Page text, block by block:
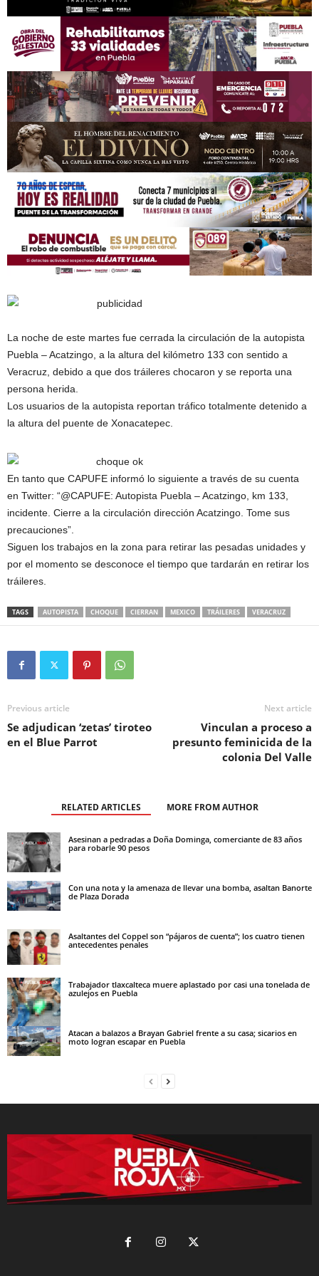
La noche de este martes fue cerrada la circulación de la autopista
Puebla – Acatzingo, a la altura del kilómetro 133 con sentido a
Veracruz, debido a que dos tráileres chocaron y se reporta una
persona herida.
Los usuarios de la autopista reportan tráfico totalmente detenido a
la altura del puente de Xonacatepec.
En tanto que CAPUFE informó lo siguiente a través de su cuenta
en Twitter: “‏@CAPUFE: Autopista Puebla – Acatzingo, km 133,
incidente. Cierre a la circulación dirección Acatzingo. Tome sus
precauciones”.
Siguen los trabajos en la zona para retirar las pesadas unidades y
por el momento se desconoce el tiempo que tardarán en retirar los
tráileres.
TAGS AUTOPISTA CHOQUE CIERRAN MEXICO TRÁILERES VERACRUZ
Previous article
Se adjudican ‘zetas’ tiroteo
en el Blue Parrot
Next article
Vinculan a proceso a
presunto feminicida de la
colonia Del Valle
RELATED ARTICLES MORE FROM AUTHOR
Asesinan a pedradas a Doña Dominga, comerciante de 83 años
para robarle 90 pesos
Con una nota y la amenaza de llevar una bomba, asaltan Banorte
de Plaza Dorada
Asaltantes del Coppel son “pájaros de cuenta”; los cuatro tienen
antecedentes penales
Trabajador tlaxcalteca muere aplastado por casi una tonelada de
azulejos en Puebla
Atacan a balazos a Brayan Gabriel frente a su casa; sicarios en
moto logran escapar en Puebla